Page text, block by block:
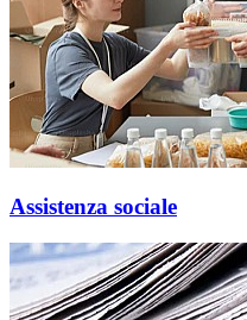
Assistenza sociale